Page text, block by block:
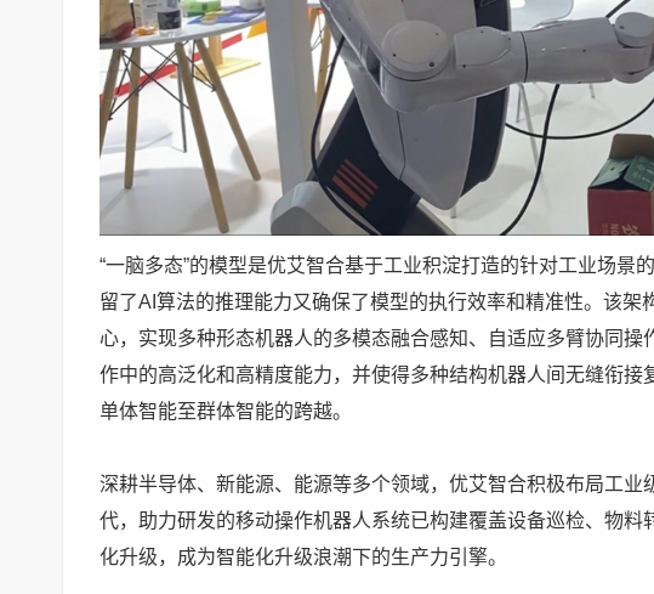
“一脑多态”的模型是优艾智合基于工业积淀打造的针对工业场
留了AI算法的推理能力又确保了模型的执行效率和精准性。该
心，实现多种形态机器人的多模态融合感知、自适应多臂协同
作中的高泛化和高精度能力，并使得多种结构机器人间无缝衔
单体智能至群体智能的跨越。
深耕半导体、新能源、能源等多个领域，优艾智合积极布局工
代，助力研发的移动操作机器人系统已构建覆盖设备巡检、物
化升级，成为智能化升级浪潮下的生产力引擎。